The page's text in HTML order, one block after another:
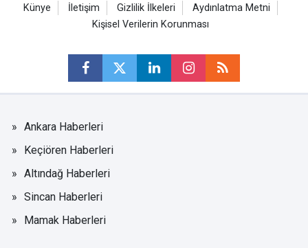
Künye İletişim Gizlilik İlkeleri
Aydınlatma Metni
Kişisel Verilerin Korunması
Ankara Haberleri
Keçiören Haberleri
Altındağ Haberleri
Sincan Haberleri
Mamak Haberleri